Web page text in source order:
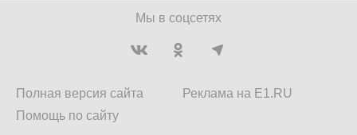
Мы в соцсетях
Полная версия сайта
Помощь по сайту
Реклама на E1.RU